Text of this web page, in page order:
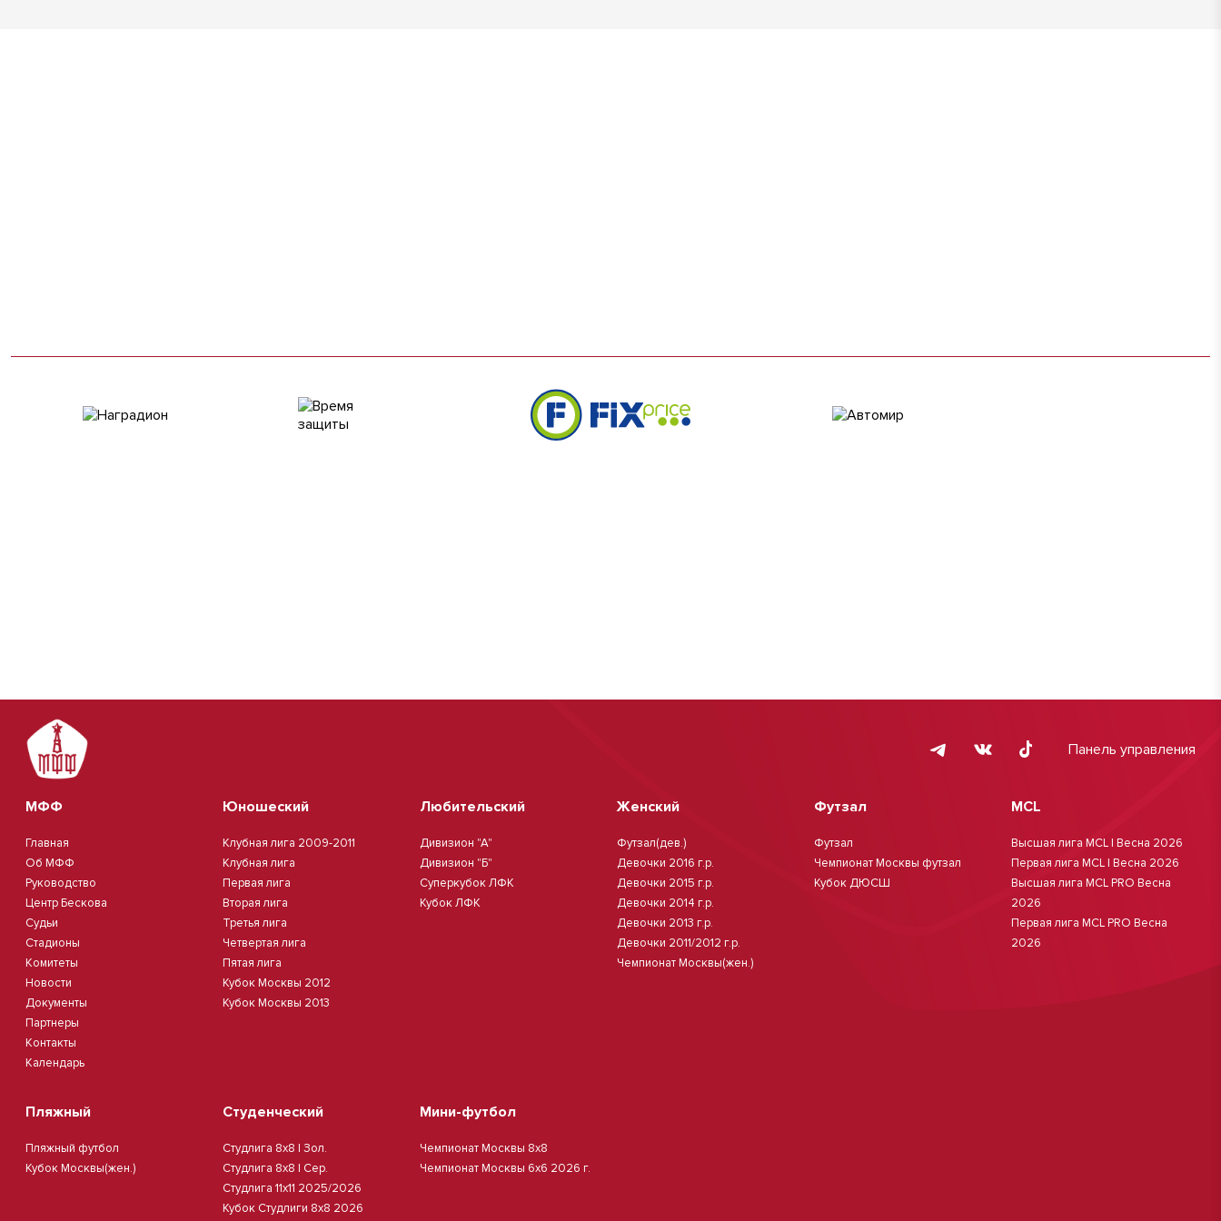
Панель управления
МФФ
Главная
Об МФФ
Руководство
Центр Бескова
Судьи
Стадионы
Комитеты
Новости
Документы
Партнеры
Контакты
Календарь
Юношеский
Клубная лига 2009-2011
Клубная лига
Первая лига
Вторая лига
Третья лига
Четвертая лига
Пятая лига
Кубок Москвы 2012
Кубок Москвы 2013
Любительский
Дивизион "А"
Дивизион "Б"
Суперкубок ЛФК
Кубок ЛФК
Женский
Футзал(дев.)
Девочки 2016 г.р.
Девочки 2015 г.р.
Девочки 2014 г.р.
Девочки 2013 г.р.
Девочки 2011/2012 г.р.
Чемпионат Москвы(жен.)
Футзал
Футзал
Чемпионат Москвы футзал
Кубок ДЮСШ
MCL
Высшая лига MCL | Весна 2026
Первая лига MCL | Весна 2026
Высшая лига MCL PRO Весна
2026
Первая лига MCL PRO Весна
2026
Пляжный
Пляжный футбол
Кубок Москвы(жен.)
Студенческий
Студлига 8х8 | Зол.
Студлига 8х8 | Сер.
Студлига 11х11 2025/2026
Кубок Студлиги 8х8 2026
Мини-футбол
Чемпионат Москвы 8х8
Чемпионат Москвы 6х6 2026 г.